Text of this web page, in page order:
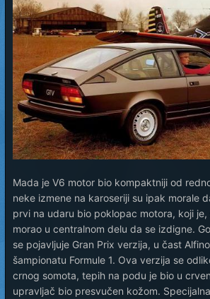
Mada je V6 motor bio kompaktniji od
neke izmene na karoseriji su ipak morale
prvi na udaru bio poklopac motora, koji
morao u centralnom delu da se izdigne.
se pojavljuje Gran Prix verzija, u čast
šampionatu Formule 1. Ova verzija se
crnog somota, tepih na podu je bio u
upravljač bio presvučen kožom.